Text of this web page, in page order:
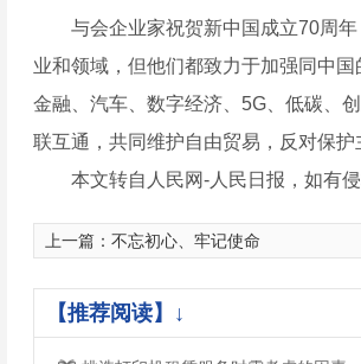
与会企业家祝贺新中国成立70周
业和领域，但他们都致力于加强同中
金融、汽车、数字经济、5G、低碳、
联互通，共同维护自由贸易，反对保护
本文转自人民网-人民日报，如有
上一篇： 不忘初心、牢记使命
【推荐阅读】↓